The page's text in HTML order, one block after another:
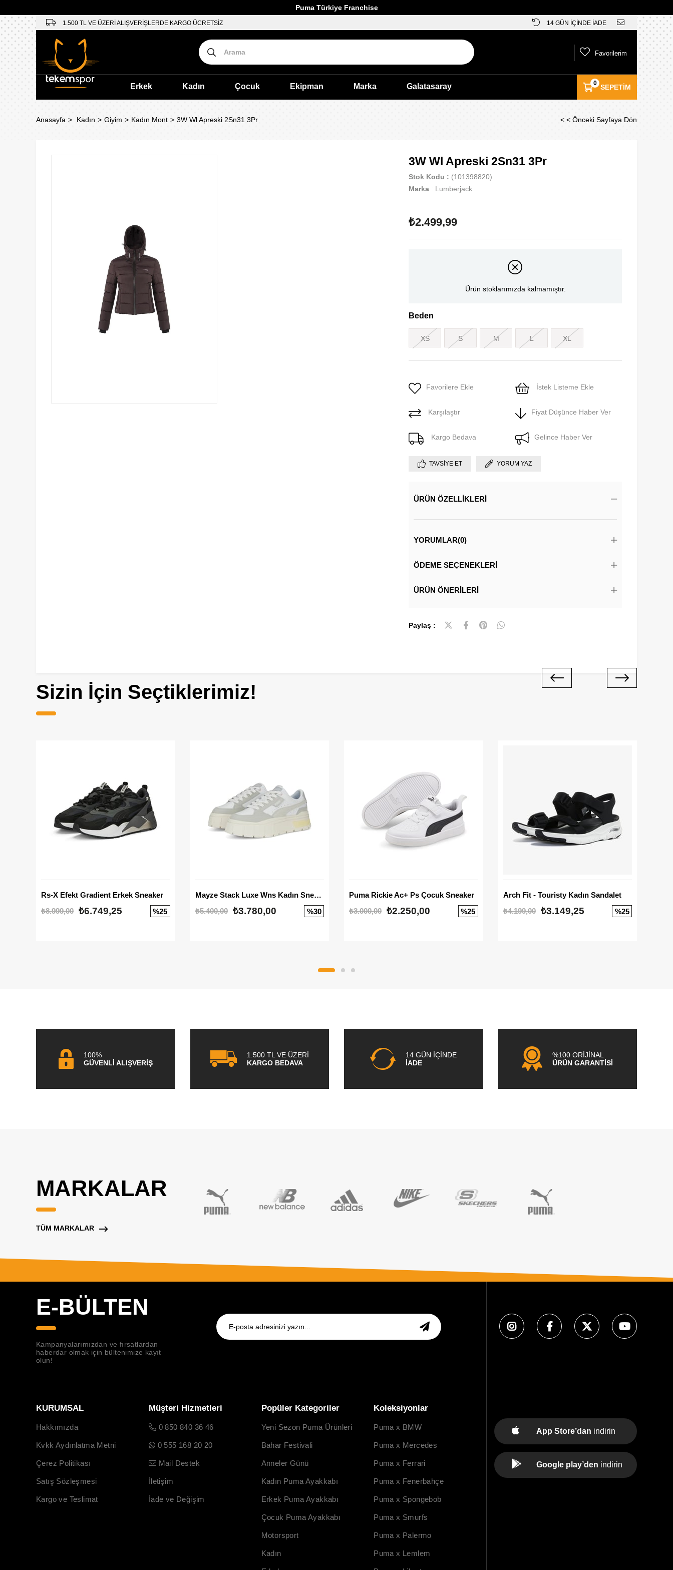
Puma Türkiye Franchise
1.500 TL VE ÜZERİ ALIŞVERİŞLERDE KARGO ÜCRETSİZ 14 GÜN İÇİNDE İADE
SEPETIM
0
Favorilerim
Erkek Kadın Çocuk Ekipman Marka Galatasaray
Anasayfa Kadın Giyim Kadın Mont 3W Wl Apreski 2Sn31 3Pr < < Önceki Sayfaya Dön
3W Wl Apreski 2Sn31 3Pr
Stok Kodu
(101398820)
Marka : Lumberjack
₺2.499,99
Ürün stoklarımızda kalmamıştır.
Beden
XS S M L XL
Favorilere Ekle İstek Listeme Ekle
Karşılaştır Fiyat Düşünce Haber Ver
Kargo Bedava Gelince Haber Ver
TAVSIYE ET YORUM YAZ
ÜRÜN ÖZELLIKLERI
YORUMLAR(0)
ÖDEME SEÇENEKLERI
ÜRÜN ÖNERILERI
Paylaş :
Sizin İçin Seçtiklerimiz!
Rs-X Efekt Gradient Erkek Sneaker
₺8.999,00 ₺6.749,25 %25
Mayze Stack Luxe Wns Kadın Sneaker
₺5.400,00
₺3.780,00 %30
Puma Rickie Ac+ Ps Çocuk Sneaker
₺3.000,00 ₺2.250,00 %25
Arch Fit - Touristy Kadın Sandalet
₺4.199,00
₺3.149,25 %25
100%
GÜVENLİ ALIŞVERİŞ
1.500 TL VE ÜZERİ
KARGO BEDAVA
14 GÜN İÇİNDE
İADE
%100 ORİJİNAL
ÜRÜN GARANTİSİ
MARKALAR
TÜM MARKALAR
E-BÜLTEN
Kampanyalarımızdan ve fırsatlardan
haberdar olmak için bültenimize kayıt
olun!
KURUMSAL
Hakkımızda
Kvkk Aydınlatma Metni
Çerez Politikası
Satış Sözleşmesi
Kargo ve Teslimat
Müşteri Hizmetleri
0 850 840 36 46
0 555 168 20 20
Mail Destek
İletişim
İade ve Değişim
Popüler Kategoriler
Yeni Sezon Puma Ürünleri
Bahar Festivali
Anneler Günü
Kadın Puma Ayakkabı
Erkek Puma Ayakkabı
Çocuk Puma Ayakkabı
Motorsport
Kadın
Koleksiyonlar
Puma x BMW
Puma x Mercedes
Puma x Ferrari
Puma x Fenerbahçe
Puma x Spongebob
Puma x Smurfs
Puma x Palermo
Puma x Lemlem
App Store’dan indirin
Google play’den indirin